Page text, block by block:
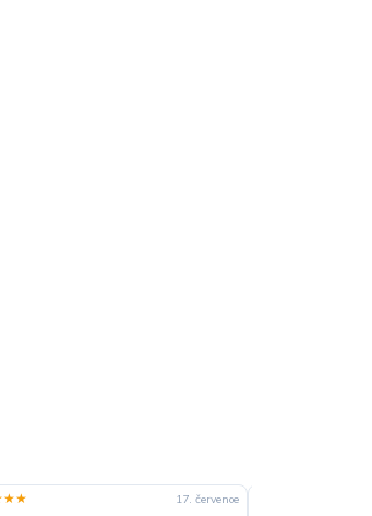
17. července